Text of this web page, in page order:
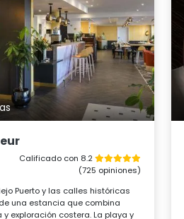
Calificado con 8.2
(725 opiniones)
Puerto y las calles históricas
una estancia que combina
exploración costera. La playa y